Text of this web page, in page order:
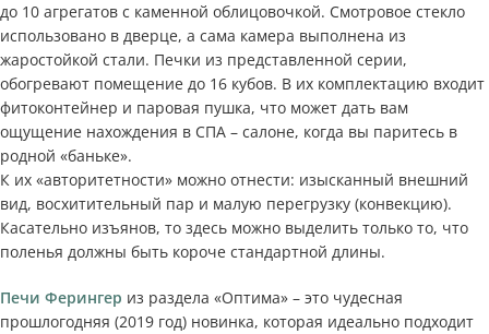
до 10 агрегатов с каменной облицовочкой. Смотровое стекло
использовано в дверце, а сама камера выполнена из
жаростойкой стали. Печки из представленной серии,
обогревают помещение до 16 кубов. В их комплектацию входит
фитоконтейнер и паровая пушка, что может дать вам
ощущение нахождения в СПА – салоне, когда вы паритесь в
родной «баньке».
К их «авторитетности» можно отнести: изысканный внешний
вид, восхитительный пар и малую перегрузку (конвекцию).
Касательно изъянов, то здесь можно выделить только то, что
поленья должны быть короче стандартной длины.
Печи Ферингер из раздела «Оптима» – это чудесная
прошлогодняя (2019 год) новинка, которая идеально подходит